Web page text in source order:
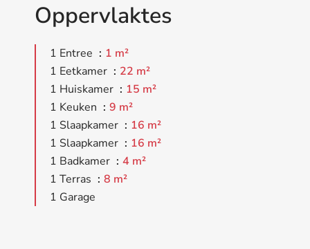
Oppervlaktes
1 Entree
1 m²
1 Eetkamer
22 m²
1 Huiskamer
15 m²
1 Keuken
9 m²
1 Slaapkamer
16 m²
1 Slaapkamer
16 m²
1 Badkamer
4 m²
1 Terras
8 m²
1 Garage